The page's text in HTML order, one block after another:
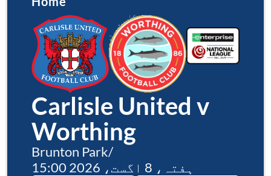
Carlisle United v
Worthing
Brunton Park/
ہفتہ، 8 اگست، 2026 15:00